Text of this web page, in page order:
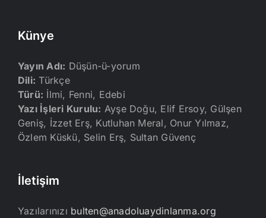
Künye
Yayın Adı: Düşün-ü-yorum
Dili: Türkçe
Türü: İlmi, Fenni, Edebi
Yazı İşleri Kurulu: Ayşe Doğu, Elif Ersoy, Gülşen
Geniş, İzzet Erş, Kutluhan Meral, Onur Yılmaz,
Özlem Küskü, Selin Erş, Sultan Güvenç
İletişim
Yazılarınızı bulten@anadoluaydinlanma.org